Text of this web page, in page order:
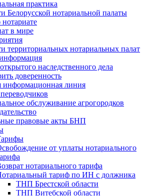
практика
Белорусской нотариальной палаты
в мире
территориальных нотариальных палат
наследственного дела
доверенность
информационная линия
обслуживание агрогородков
правовые акты БНП
от уплаты нотариального
нотариального тарифа
тариф по ИН с должника
ТНП Брестской области
ТНП Витебской области